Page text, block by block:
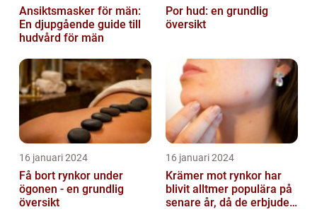
Ansiktsmasker för män:
En djupgående guide till
hudvård för män
Por hud: en grundlig
översikt
16 januari 2024
Få bort rynkor under
ögonen - en grundlig
översikt
16 januari 2024
Krämer mot rynkor har
blivit alltmer populära på
senare år, då de erbjuder